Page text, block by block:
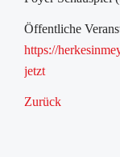
Öffentliche
https://
jetzt
Zurück